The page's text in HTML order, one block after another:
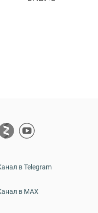
в Telegram
в MAX